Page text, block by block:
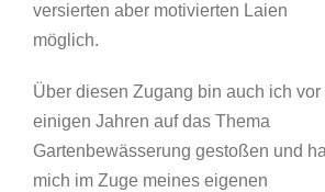
versierten aber motivierten Laien
möglich.
Über diesen Zugang bin auch ich vor
einigen Jahren auf das Thema
Gartenbewässerung gestoßen und
mich im Zuge meines eigenen